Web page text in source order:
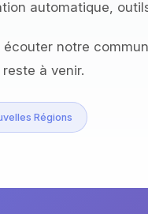
automatique,
notre
à venir.
Régions